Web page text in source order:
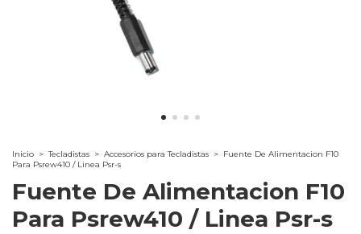
Inicio > Tecladistas > Accesorios para Tecladistas > Fuente De Alimentacion F10
Para Psrew410 / Linea Psr-s
Fuente De Alimentacion F10
Para Psrew410 / Linea Psr-s